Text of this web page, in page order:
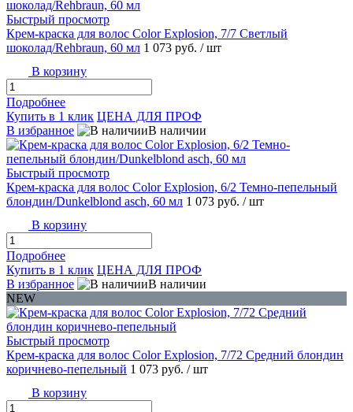
Быстрый просмотр
Крем-краска для волос Color Explosion, 7/7 Светлый
шоколад/Rehbraun, 60 мл 1 073 руб. / шт
В корзину
Подробнее
Купить в 1 клик ЦЕНА ДЛЯ ПРОФ
В избранное
В наличии
Быстрый просмотр
Крем-краска для волос Color Explosion, 6/2 Темно-пепельный
блондин/Dunkelblond asch, 60 мл 1 073 руб. / шт
В корзину
Подробнее
Купить в 1 клик ЦЕНА ДЛЯ ПРОФ
В избранное
В наличии
NEW
Быстрый просмотр
Крем-краска для волос Color Explosion, 7/72 Средний блондин
коричнево-пепельный 1 073 руб. / шт
В корзину